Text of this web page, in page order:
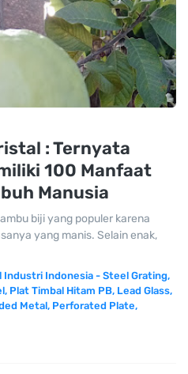
: Ternyata
100 Manfaat
Manusia
biji yang populer karena
yang manis. Selain enak,
Industri Indonesia - Steel Grating,
Plat Timbal Hitam PB, Lead Glass,
Metal, Perforated Plate,